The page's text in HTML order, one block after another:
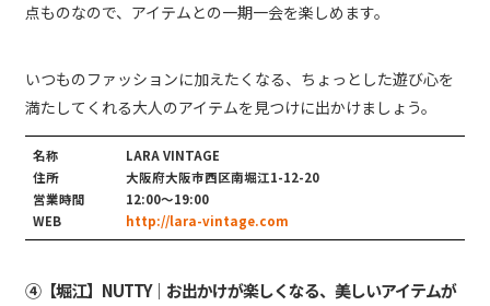
点ものなので、アイテムとの一期一会を楽しめます。
いつものファッションに加えたくなる、ちょっとした遊び心を
満たしてくれる大人のアイテムを見つけに出かけましょう。
名称
LARA VINTAGE
住所
大阪府大阪市西区南堀江1-12-20
営業時間
12:00〜19:00
WEB
http://lara-vintage.com
④【堀江】NUTTY｜お出かけが楽しくなる、美しいアイテムが